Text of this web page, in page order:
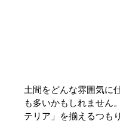
土間をどんな雰囲気に
も多いかもしれません
テリア」を揃えるつも